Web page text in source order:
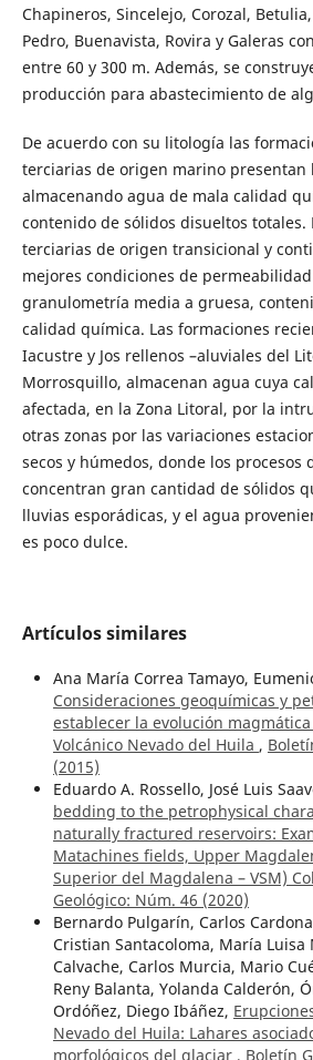
Chapineros, Sincelejo, Corozal,
Pedro, Buenavista, Rovira y Galeras
entre 60 y 300 m. Además, se
producción para abastecimiento de
De acuerdo con su litología las
terciarias de origen marino presentan
almacenando agua de mala calidad
contenido de sólidos disueltos totales.
terciarias de origen transicional y
mejores condiciones de
granulometría media a gruesa,
calidad química. Las formaciones
Iacustre y Jos rellenos –aluviales del
Morrosquillo, almacenan agua cuya
afectada, en la Zona Litoral, por la
otras zonas por las variaciones
secos y húmedos, donde los procesos
concentran gran cantidad de sólidos
lluvias esporádicas, y el agua
es poco dulce.
Artículos similares
Ana María Correa Tamayo,
Consideraciones geoquímicas y
establecer la evolución
Volcánico Nevado del Huila ,
(2015)
Eduardo A. Rossello, José Luis
bedding to the petrophysical
naturally fractured reservoirs:
Matachines fields, Upper
Superior del Magdalena – VSM)
Geológico: Núm. 46 (2020)
Bernardo Pulgarín, Carlos
Cristian Santacoloma, María Luisa
Calvache, Carlos Murcia, Mario
Reny Balanta, Yolanda Calderón,
Ordóñez, Diego Ibáñez,
Nevado del Huila: Lahares
morfológicos del glaciar , Boletín